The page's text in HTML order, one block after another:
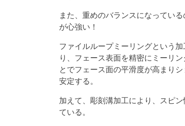
また、重めのバランスになってい
が心強い！
ファイルループミーリングという加
り、フェース表面を精密にミーリン
とでフェース面の平滑度が高まり
安定する。
加えて、彫刻溝加工により、スピ
ている。